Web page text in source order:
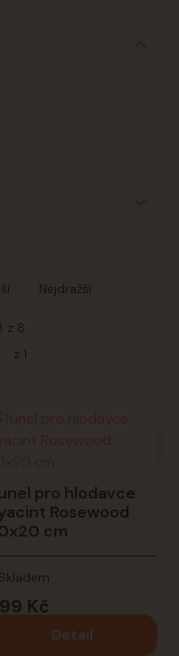
Nejdražší
z 8
z 1
pro hlodavce
Rosewood
cm
Kč
Skladem
Detail